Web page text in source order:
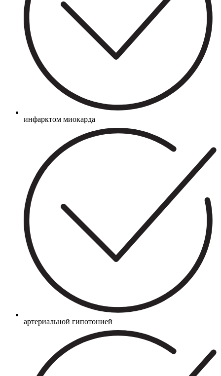
инфарктом миокарда
артериальной гипотонией